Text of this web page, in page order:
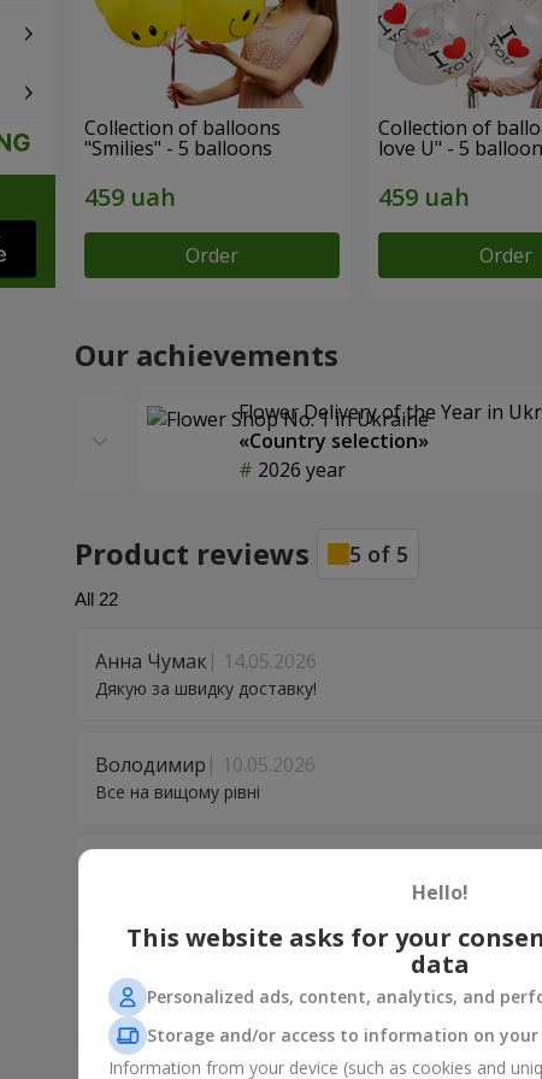
Collection of balloons
"Smilies" - 5 balloons
Order
Collection of
love U" - 5
Order
Our achievements
Flower Delivery of the Year in
«Country selection»
2026 year
Product reviews 5 of 5
All 22
Анна Чумак 14.05.2026
Дякую за швидку доставку!
Володимир 10.05.2026
Все на вищому рівні
Олексій
Все супер
Hello!
This website asks for your
data
Personalized ads, content, analytics, and
Storage and/or access to information on your
Information from your device (such as cookies and